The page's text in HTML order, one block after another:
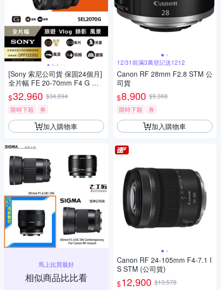
[Sony 索尼公司貨 保固24個月]
全片幅 FE 20-70mm F4 G 超
廣角標準變焦鏡頭 SEL2070G
$32,960 $34,694
限時下殺
券
加入購物車
馬上比買最好
相似商品比比看
12/31前滿3萬登記送1212
Canon RF 28mm F2.8 STM 公
司貨
$8,900 $9,368
限時下殺
券
加入購物車
Canon RF 24-105mm F4-7.1 I
S STM (公司貨)
$12,900 $13,578